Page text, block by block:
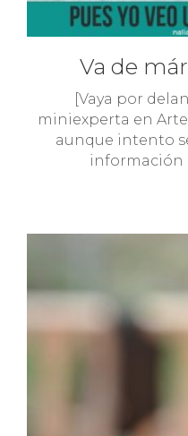
Va de
[Vaya por
miniexperta en
aunque intento
información